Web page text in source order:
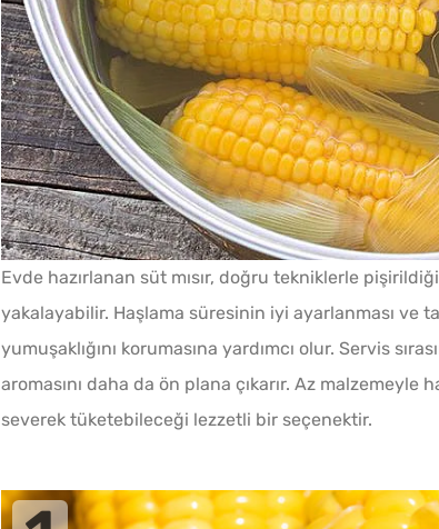
Ev
Evde hazırlanan süt mısır, doğru tekniklerle
yakalayabilir. Haşlama süresinin iyi ayarlanması ve
yumuşaklığını korumasına yardımcı olur. Servis
aromasını daha da ön plana çıkarır. Az
severek tüketebileceği lezzetli bir seçenektir.